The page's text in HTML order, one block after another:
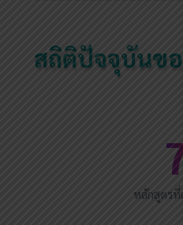
สถิติปัจจุบันข
หลักสูตร